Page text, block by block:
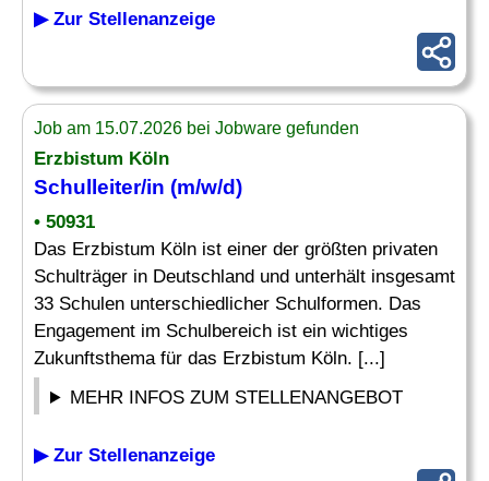
▶ Zur Stellenanzeige
Job am 15.07.2026 bei Jobware gefunden
Erzbistum Köln
Schulleiter/in (m/w/d)
• 50931
Das Erzbistum Köln ist einer der größten privaten
Schulträger in Deutschland und unterhält insgesamt
33 Schulen unterschiedlicher Schulformen. Das
Engagement im Schulbereich ist ein wichtiges
Zukunftsthema für das Erzbistum Köln. [...]
MEHR INFOS ZUM STELLENANGEBOT
▶ Zur Stellenanzeige